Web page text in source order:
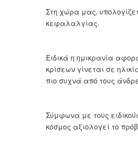
Στη χώρα μας,
κεφαλαλγίας.
Ειδικά η ημικρανία
κρίσεων γίνεται σε
πιο συχνά από τους
Σύμφωνα με τους
κόσμος αξιολογεί το